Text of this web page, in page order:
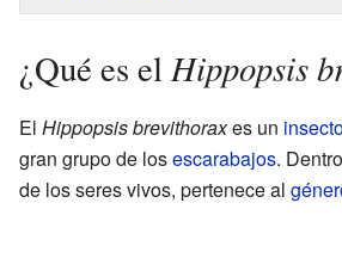
¿Qué es elHippopsis
El Hippopsis brevithoraxes un
gran grupo de losescarabajos.
de los seres vivos, pertenece al